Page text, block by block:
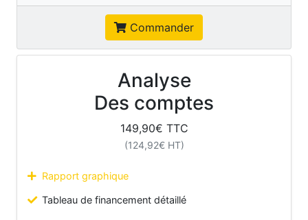
Commander
Analyse
Des comptes
149,90€ TTC
(124,92€ HT)
Rapport graphique
Tableau de financement détaillé